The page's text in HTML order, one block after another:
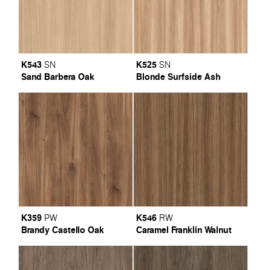
K543 SN
Sand Barbera Oak
K525 SN
Blonde Surfside Ash
K359 PW
Brandy Castello Oak
K546 RW
Caramel Franklin Walnut